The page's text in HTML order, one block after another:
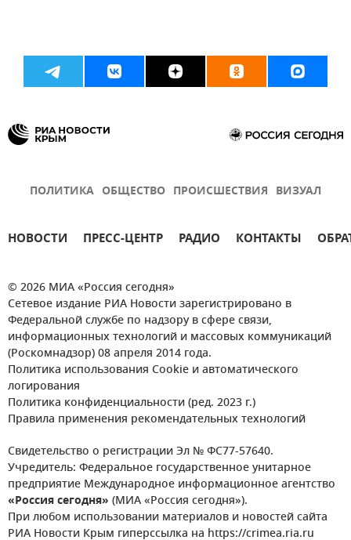
ПОЛИТИКА ОБЩЕСТВО ПРОИСШЕСТВИЯ ВИЗУАЛ
НОВОСТИ ПРЕСС-ЦЕНТР РАДИО КОНТАКТЫ
© 2026 МИА «Россия сегодня»
Сетевое издание РИА Новости зарегистрировано в
Федеральной службе по надзору в сфере связи,
информационных технологий и массовых коммуникаций
(Роскомнадзор) 08 апреля 2014 года.
Политика использования Cookie и автоматического
логирования
Политика конфиденциальности (ред. 2023 г.)
Правила применения рекомендательных технологий
Свидетельство о регистрации Эл № ФС77-57640.
Учредитель: Федеральное государственное унитарное
предприятие Международное информационное агентство
«Россия сегодня» (МИА «Россия сегодня»).
При любом использовании материалов и новостей сайта
РИА Новости Крым гиперссылка на https://crimea.ria.ru